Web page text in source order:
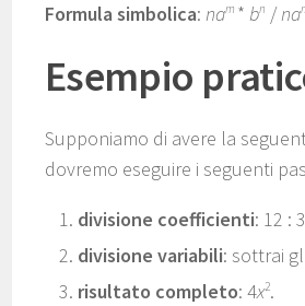
Formula simbolica: nam * bn /na
Esempio
Supponiamo di avere la
dovremo eseguire i seguenti
divisione coefficienti: 12 :
divisione variabili: sottrai
risultato completo: 4x2.